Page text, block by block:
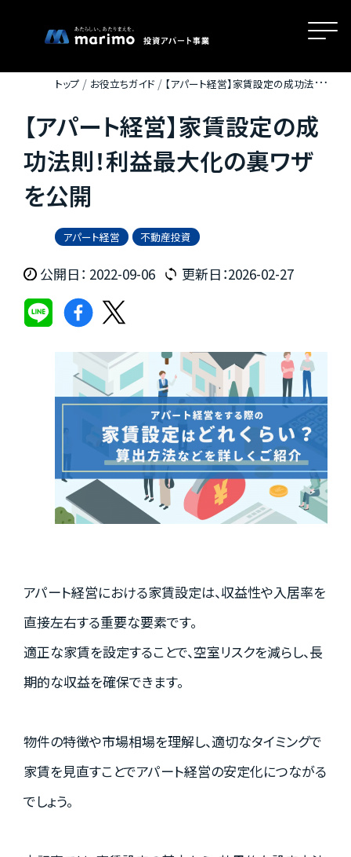
ホーム
実績紹介
お客様の声
Q&A
お知らせ
トップ お役立ちガイド
【アパート経営】家賃設定の成功法則！
【アパート経営】家賃設定の成
功法則！利益最大化の裏ワザ
を公開
アパート経営 不動産投資
公開日： 2022-09-06 更新日：2026-02-27
アパート経営における家賃設定は、収益性や入居率を
直接左右する重要な要素です。
適正な家賃を設定することで、空室リスクを減らし、長
期的な収益を確保できます。
物件の特徴や市場相場を理解し、適切なタイミングで
家賃を見直すことでアパート経営の安定化につながる
でしょう。